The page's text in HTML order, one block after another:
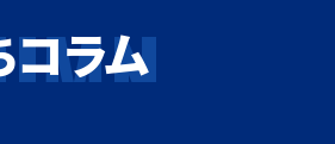
お役立ちコラム
ラム